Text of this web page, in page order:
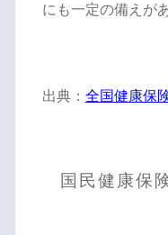
にも一定の備えが
出典： 全国健康保
国民健康保